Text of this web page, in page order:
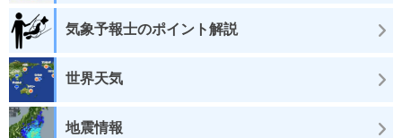
気象予報士のポイント解説
世界天気
地震情報